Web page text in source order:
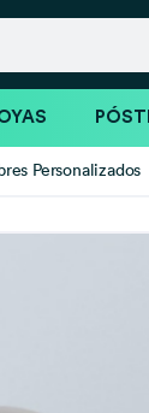
Personalizados